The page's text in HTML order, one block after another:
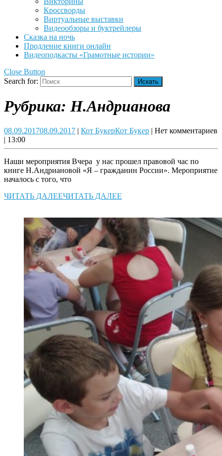
Кроссворды
Виртуальные выставки
Видеообзоры и буктрейлеры
Сказка на ночь
Продление книги онлайн
Видеоподкасты «Грамотные истории»
Close Button
Search for:
Рубрика:Н.Андрианова
08.09.201708.09.2017 | Кот БукерКот Букер | Нет комментариев
| 13:00
Наши мероприятия Вчера у нас прошел правовой час по
книге Н.Андриановой «Я – гражданин России». Мероприятие
началось с того, что
ЧИТАТЬ ДАЛЕЕЧИТАТЬ ДАЛЕЕ